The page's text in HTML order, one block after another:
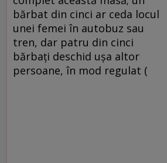
bărbat din cinci ar ceda locul
unei femei în autobuz sau
tren, dar patru din cinci
bărbaţi deschid uşa altor
persoane, în mod regulat (